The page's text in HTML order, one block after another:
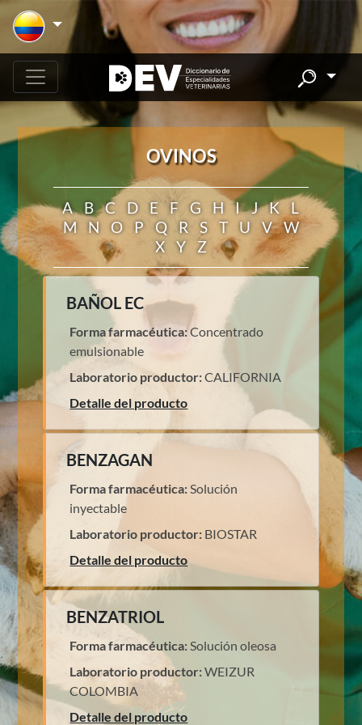
OVINOS
A B C D E F G H I J K
L
M
N O P Q R S T U V
W
X
Y Z
BAÑOL EC
Forma farmacéutica:Concentrado
emulsionable
Laboratorio productor:CALIFORNIA
Detalle del producto
BENZAGAN
Forma farmacéutica: Solución
inyectable
Laboratorio productor: BIOSTAR
Detalle del producto
BENZATRIOL
Forma farmacéutica: Solución oleosa
Laboratorio productor:WEIZUR
COLOMBIA
Detalle del producto